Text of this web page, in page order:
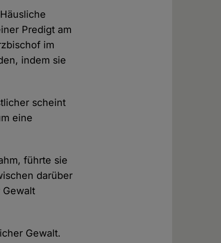
Predigt am
im
indem sie
scheint
eine
führte sie
darüber
Gewalt.